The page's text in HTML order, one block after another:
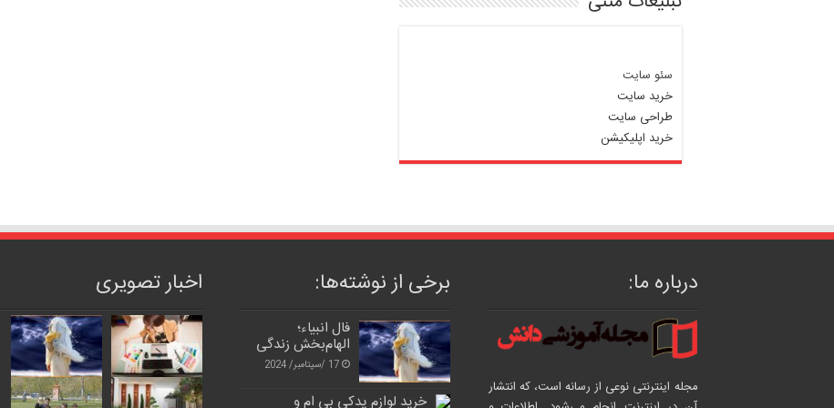
سئو سایت
خرید سایت
طراحی سایت
خرید اپلیکیشن
درباره ما:
مجله اینترنتی نوعی از رسانه است، که انتشار
برخی از نوشته‌ها:
فال انبیاء؛
الهام‌بخش زندگی
17 /سپتامبر/ 2024
خرید لوازم یدکی بی ام و
اخبار تصویری